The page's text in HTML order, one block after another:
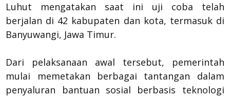
Luhut mengatakan saat ini uji coba telah
berjalan di 42 kabupaten dan kota, termasuk di
Banyuwangi, Jawa Timur.
Dari pelaksanaan awal tersebut, pemerintah
mulai memetakan berbagai tantangan dalam
penyaluran bantuan sosial berbasis teknologi